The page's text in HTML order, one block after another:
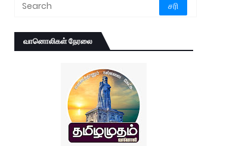
வானொலிகள் நேரலை